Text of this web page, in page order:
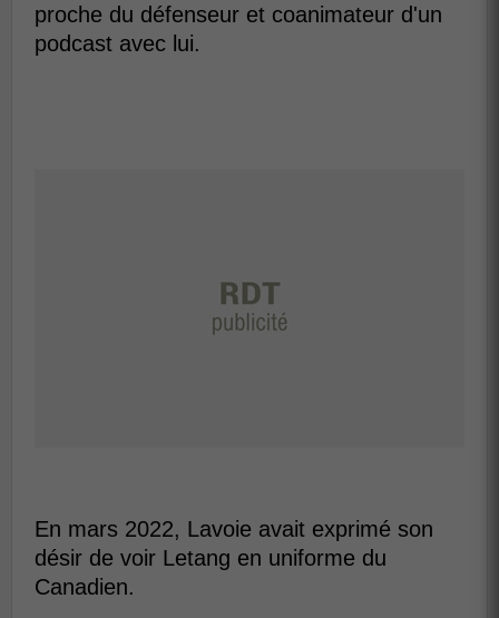
proche du défenseur et coanimateur d'un
podcast avec lui.
En mars 2022, Lavoie avait exprimé son
désir de voir Letang en uniforme du
Canadien.